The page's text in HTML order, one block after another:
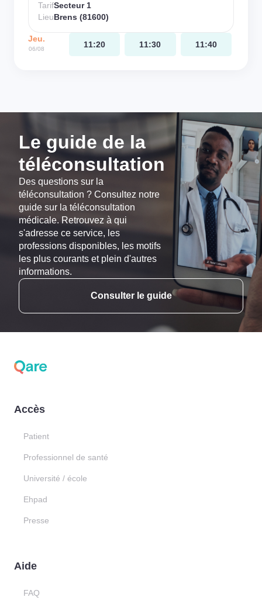
TarifSecteur 1
LieuBrens (81600)
Jeu.
06/08 11:20 11:30 11:40
Le guide de la
téléconsultation
Des questions sur la
téléconsultation ? Consultez notre
guide sur la téléconsultation
médicale. Retrouvez à qui
s'adresse ce service, les
professions disponibles, les motifs
les plus courants et plein d'autres
informations.
Consulter le guide
Accès
Patient
Professionnel de santé
Université / école
Ehpad
Presse
Aide
FAQ